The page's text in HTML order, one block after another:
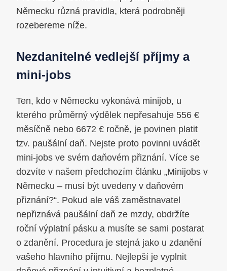
Německu různá pravidla, která podrobněji
rozebereme níže.
Nezdanitelné vedlejší příjmy a
mini-jobs
Ten, kdo v Německu vykonává minijob, u
kterého průměrný výdělek nepřesahuje 556 €
měsíčně nebo 6672 € ročně, je povinen platit
tzv. paušální daň. Nejste proto povinni uvádět
mini-jobs ve svém daňovém přiznání. Více se
dozvíte v našem předchozím článku „Minijobs v
Německu – musí být uvedeny v daňovém
přiznání?“. Pokud ale váš zaměstnavatel
nepřiznává paušální daň ze mzdy, obdržíte
roční výplatní pásku a musíte se sami postarat
o zdanění. Procedura je stejná jako u zdanění
vašeho hlavního příjmu. Nejlepší je vyplnit